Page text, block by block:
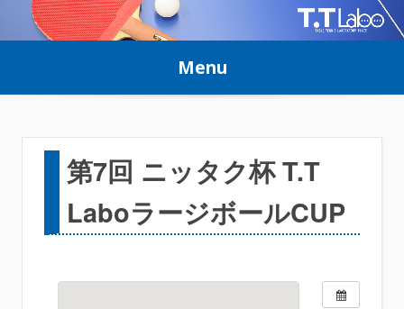
to
Menu
第7回 ニッタク杯 T.T
LaboラージボールCUP